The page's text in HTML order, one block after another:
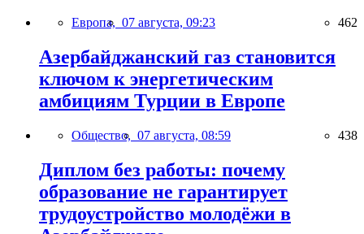
Европа, 07 августа, 09:23 462
Азербайджанский газ становится
ключом к энергетическим
амбициям Турции в Европе
Общество, 07 августа, 08:59 438
Диплом без работы: почему
образование не гарантирует
трудоустройство молодёжи в